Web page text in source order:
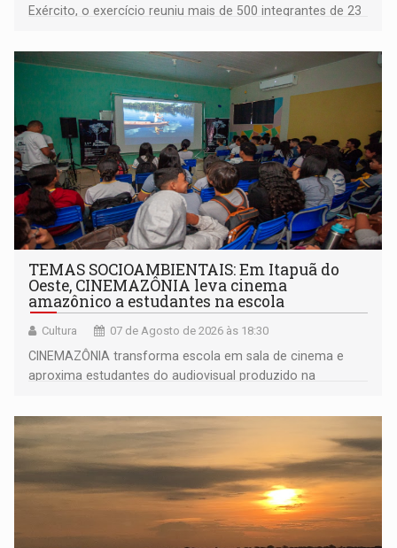
Exército, o exercício reuniu mais de 500 integrantes de 23
TEMAS SOCIOAMBIENTAIS: Em Itapuã do
Oeste, CINEMAZÔNIA leva cinema
amazônico a estudantes na escola
Cultura 07 de Agosto de 2026 às 18:30
CINEMAZÔNIA transforma escola em sala de cinema e
aproxima estudantes do audiovisual produzido na